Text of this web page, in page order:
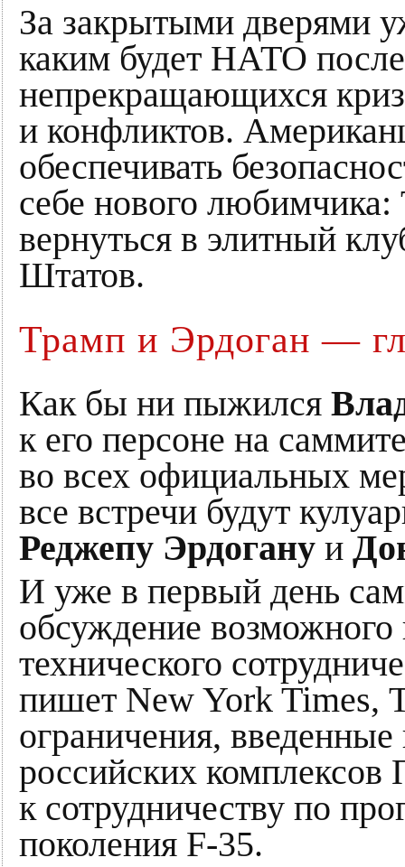
За закрытыми дверями
каким будет НАТО
непрекращающихся
и конфликтов.
обеспечивать
себе нового
вернуться в элитный
Штатов.
Трамп и Эрдоган —
Как бы ни пыжился
к его персоне на
во всех официальных
все встречи будут
Реджепу Эрдогану и
И уже в первый день
обсуждение возможного
технического
пишет New York Times,
ограничения,
российских
к сотрудничеству по
поколения F-35.